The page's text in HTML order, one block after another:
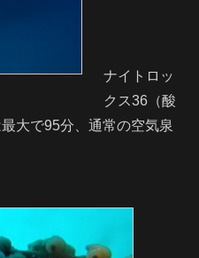
ナイトロッ
クス36（酸
大で95分、通常の空気泉